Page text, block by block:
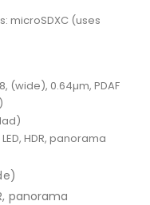
microSDXC (uses
(wide), 0.64µm, PDAF
HDR, panorama
panorama